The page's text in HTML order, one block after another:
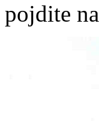
pojdite na